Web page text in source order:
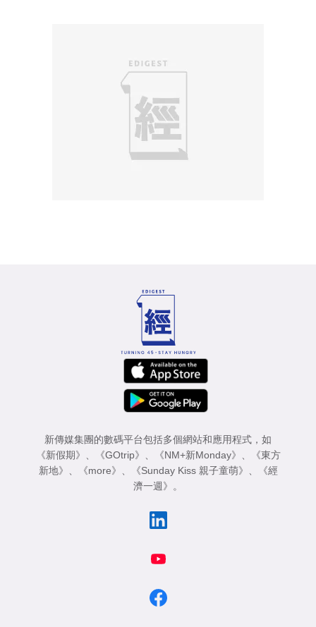
新傳媒集團的數碼平台包括多個網站和應用程式，如
《新假期》
《GOtrip》 《NM+新Monday》
《東方
新地》
《more》 《Sunday Kiss 親子童萌》
《經
濟一週》
。